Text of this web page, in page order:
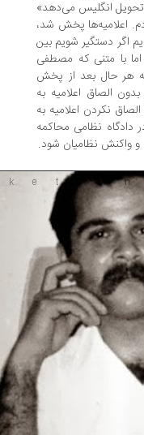
انگلیس می‌دهد»
پخش شد،
شویم بین
متنی که مصطفی
بعد از پخش
اعلامیه به
اعلامیه به
نظامی محاکمه
نظامیان شود.